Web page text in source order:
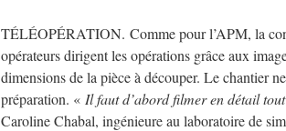
TÉLÉOPÉRATION. Comme pour l’APM, la
opérateurs dirigent les opérations grâce aux
dimensions de la pièce à découper. Le chantier
préparation. « Il faut d’abord filmer en détail
Caroline Chabal, ingénieure au laboratoire de